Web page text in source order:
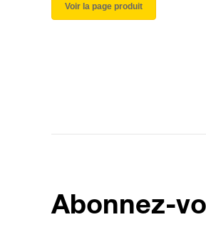
Voir la page produit
Abonnez-